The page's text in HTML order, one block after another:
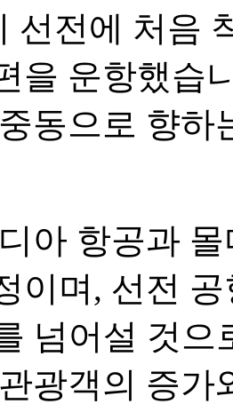
선전에 처음
을 운항했습
동으로 향하
아 항공과
이며, 선전
넘어설 것
광객의 증가